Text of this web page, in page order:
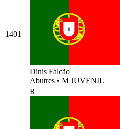
1401
Dinis Falcão
Abutres • M JUVENIL
R